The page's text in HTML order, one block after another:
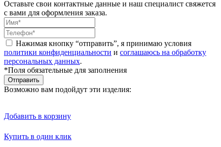
Оставьте свои контактные данные и наш специалист свяжется
с вами для оформления заказа.
Нажимая кнопку “отправить”, я принимаю условия
политики конфиденциальности и соглашаюсь на обработку
персональных данных.
*Поля обязательные для заполнения
Отправить
Возможно вам подойдут эти изделия:
Добавить в корзину
Купить в один клик